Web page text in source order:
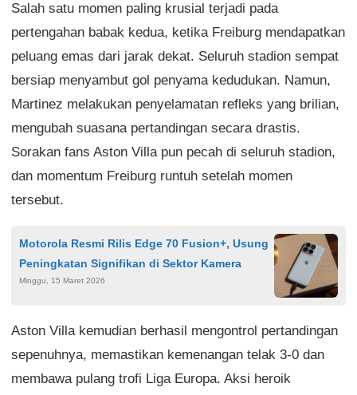
Salah satu momen paling krusial terjadi pada
pertengahan babak kedua, ketika Freiburg mendapatkan
peluang emas dari jarak dekat. Seluruh stadion sempat
bersiap menyambut gol penyama kedudukan. Namun,
Martinez melakukan penyelamatan refleks yang brilian,
mengubah suasana pertandingan secara drastis.
Sorakan fans Aston Villa pun pecah di seluruh stadion,
dan momentum Freiburg runtuh setelah momen
tersebut.
Motorola Resmi Rilis Edge 70 Fusion+, Usung
Peningkatan Signifikan di Sektor Kamera
Minggu, 15 Maret 2026
Aston Villa kemudian berhasil mengontrol pertandingan
sepenuhnya, memastikan kemenangan telak 3-0 dan
membawa pulang trofi Liga Europa. Aksi heroik